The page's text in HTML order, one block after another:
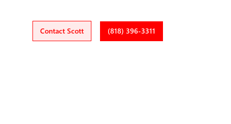
Contact Scott
(818) 396-3311